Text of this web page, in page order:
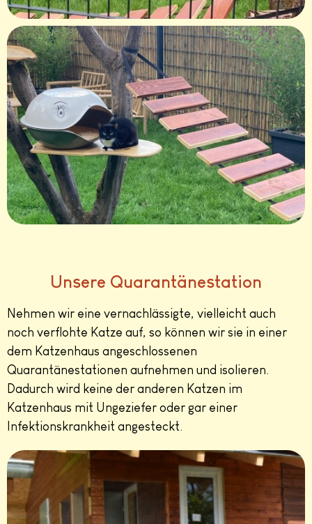
Unsere Quarantänestation
Nehmen wir eine vernachlässigte, vielleicht auch
noch verflohte Katze auf, so können wir sie in einer
dem Katzenhaus angeschlossenen
Quarantänestationen aufnehmen und isolieren.
Dadurch wird keine der anderen Katzen im
Katzenhaus mit Ungeziefer oder gar einer
Infektionskrankheit angesteckt.